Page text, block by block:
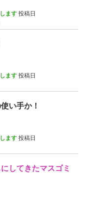
ます 投稿日
ます 投稿日
い手か！
ます 投稿日
してきたマスゴミ